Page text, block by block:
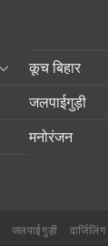
कूच बिहार
जलपाईगुड़ी
मनोरंजन
जलपाईगुड़ी दार्जिलिंग